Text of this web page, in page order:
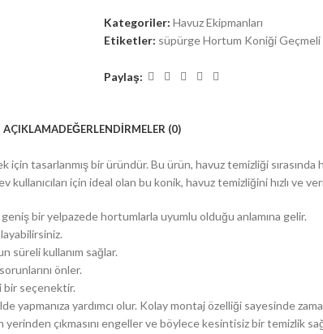
Kategoriler: Havuz Ekipmanları
Etiketler: süpürge Hortum Koniği Geçmeli
Paylaş:
AÇIKLAMADEĞERLENDIRMELER (0)
tasarlanmış bir üründür. Bu ürün, havuz temizliği sırasında
için ideal olan bu konik, havuz temizliğini hızlı ve
bir yelpazede hortumlarla uyumlu olduğu anlamına gelir.
süreli kullanım sağlar.
önler.
bir seçenektir.
yardımcı olur. Kolay montaj özelliği sayesinde
çıkmasını engeller ve böylece kesintisiz bir temizlik